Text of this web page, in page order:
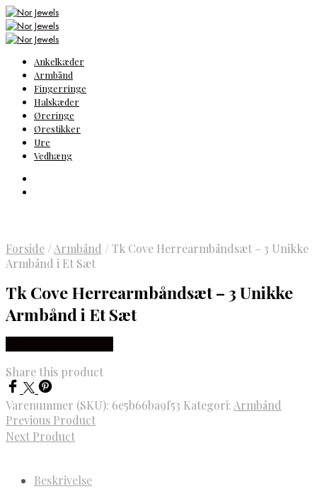
Ankelkæder
Armbånd
Fingerringe
Halskæder
Øreringe
Ørestikker
Ure
Vedhæng
Forside / Armbånd / Tk Cove Herrearmbåndsæt – 3 Unikke
Armbånd i Et Sæt
Tk Cove Herrearmbåndsæt – 3 Unikke
Armbånd i Et Sæt
Share this product
Varenummer (SKU): 6e5b66ba9f53 Kategori:Armbånd
Previous Product
Next Product
Beskrivelse